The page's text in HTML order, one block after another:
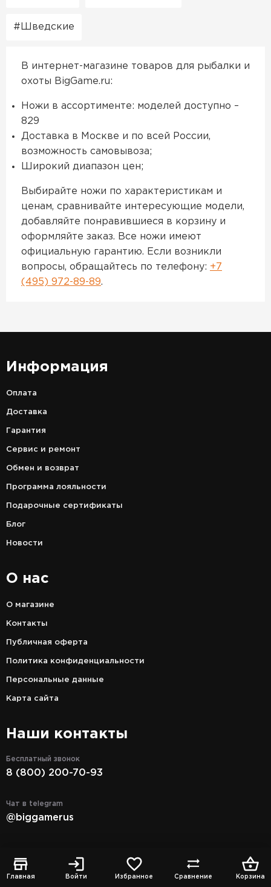
Главная Войти Избранное Сравнение Корзина
Шведские
В интернет-магазине товаров для рыбалки и
охоты BigGame.ru:
Ножи в ассортименте: моделей доступно –
829
Доставка в Москве и по всей России,
возможность самовывоза;
Широкий диапазон цен;
Выбирайте ножи по характеристикам и
ценам, сравнивайте интересующие модели,
добавляйте понравившиеся в корзину и
оформляйте заказ. Все ножи имеют
официальную гарантию. Если возникли
вопросы, обращайтесь по телефону: +7
(495) 972-89-89.
Информация
Оплата
Доставка
Гарантия
Сервис и ремонт
Обмен и возврат
Программа лояльности
Подарочные сертификаты
Блог
Новости
О нас
О магазине
Контакты
Публичная оферта
Политика конфиденциальности
Персональные данные
Карта сайта
Наши контакты
Бесплатный звонок
8 (800) 200-70-93
Чат в telegram
@biggamerus
biggame в MAX